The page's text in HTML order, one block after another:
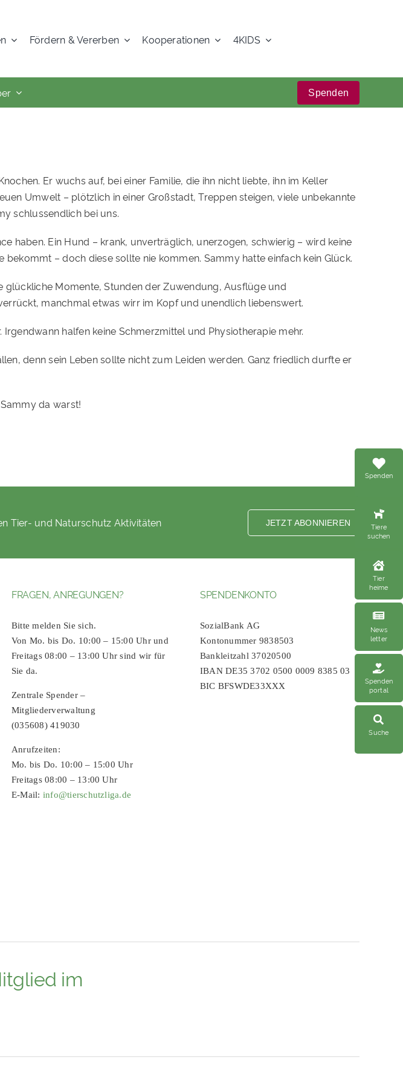
Fördern & Vererben Kooperationen 4KIDS
Spenden
Spenden
Tiere
suchen
Tier
heime
News
letter
Spenden
portal
Suche
Er wuchs auf, bei einer Familie, die ihn nicht liebte, ihn im Keller
Umwelt – plötzlich in einer Großstadt, Treppen steigen, viele unbekannte
schlussendlich bei uns.
haben. Ein Hund – krank, unverträglich, unerzogen, schwierig – wird keine
– doch diese sollte nie kommen. Sammy hatte einfach kein Glück.
glückliche Momente, Stunden der Zuwendung, Ausflüge und
manchmal etwas wirr im Kopf und unendlich liebenswert.
halfen keine Schmerzmittel und Physiotherapie mehr.
denn sein Leben sollte nicht zum Leiden werden. Ganz friedlich durfte er
da warst!
Tier- und Naturschutz Aktivitäten JETZT ABONNIEREN
FRAGEN, ANREGUNGEN?
Bitte melden Sie sich.
Von Mo. bis Do. 10:00 – 15:00 Uhr und
Freitags 08:00 – 13:00 Uhr sind wir für
Sie da.
Zentrale Spender –
Mitgliederverwaltung
(035608) 419030
Anrufzeiten:
Mo. bis Do. 10:00 – 15:00 Uhr
Freitags 08:00 – 13:00 Uhr
E-Mail: info@tierschutzliga.de
SPENDENKONTO
SozialBank AG
Kontonummer 9838503
Bankleitzahl 37020500
IBAN DE35 3702 0500 0009 8385 03
BIC BFSWDE33XXX
im